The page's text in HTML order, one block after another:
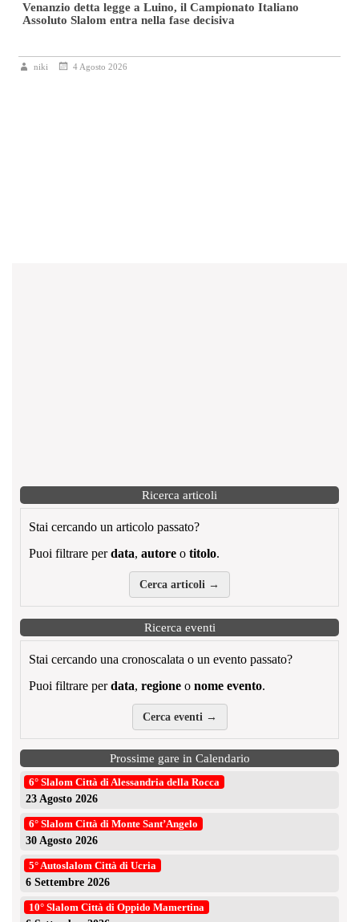
Venanzio detta legge a Luino, il Campionato Italiano
Assoluto Slalom entra nella fase decisiva
niki 4 Agosto 2026
Ricerca articoli
Stai cercando un articolo passato?
Puoi filtrare perdata, autore o titolo.
Cerca articoli →
Ricerca eventi
Stai cercando una cronoscalata o un evento passato?
Puoi filtrare perdata, regione o nome evento.
Cerca eventi →
Prossime gare in Calendario
6° Slalom Città di Alessandria della Rocca
23 Agosto 2026
6° Slalom Città di Monte Sant’Angelo
30 Agosto 2026
5° Autoslalom Città di Ucria
6 Settembre 2026
10° Slalom Città di Oppido Mamertina